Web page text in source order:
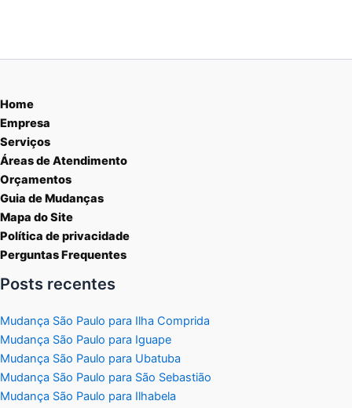
Home
Empresa
Serviços
Áreas de Atendimento
Orçamentos
Guia de Mudanças
Mapa do Site
Política de privacidade
Perguntas Frequentes
Posts recentes
Mudança São Paulo para Ilha Comprida
Mudança São Paulo para Iguape
Mudança São Paulo para Ubatuba
Mudança São Paulo para São Sebastião
Mudança São Paulo para Ilhabela